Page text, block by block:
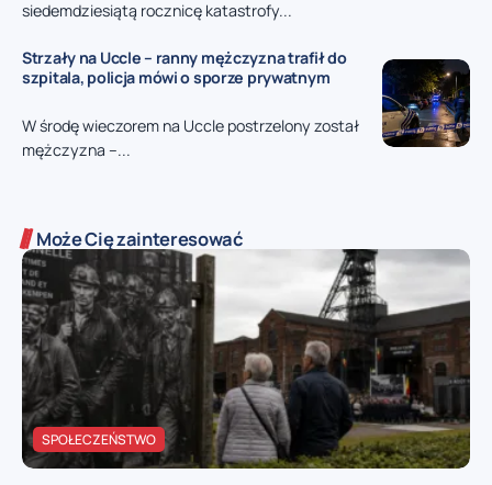
siedemdziesiątą rocznicę katastrofy...
Strzały na Uccle – ranny mężczyzna trafił do
szpitala, policja mówi o sporze prywatnym
W środę wieczorem na Uccle postrzelony został
mężczyzna –...
Może Cię zainteresować
SPOŁECZEŃSTWO